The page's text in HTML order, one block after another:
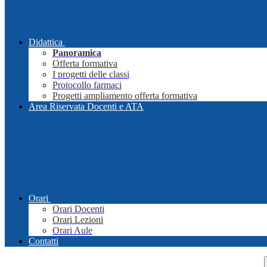
Didattica
Panoramica
Offerta formativa
I progetti delle classi
Protocollo farmaci
Progetti ampliamento offerta formativa
Area Riservata Docenti e ATA
Orari
Orari Docenti
Orari Lezioni
Orari Aule
Contatti